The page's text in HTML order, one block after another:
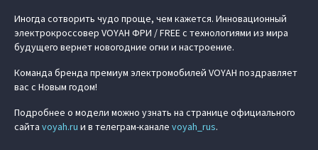
Иногда сотворить чудо проще, чем кажется. Инновационный
электрокроссовер VOYAH ФРИ / FREE с технологиями из мира
будущего вернет новогодние огни и настроение.
Команда бренда премиум электромобилей VOYAH поздравляет
вас с Новым годом!
Подробнее о модели можно узнать на странице официального
сайта voyah.ru и в телеграм-канале voyah_rus.